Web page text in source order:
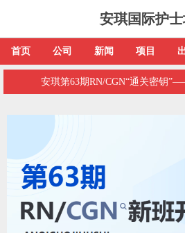
安琪国际护士
首页 公司 新闻 项目
安琪第63期RN/CGN“通关密钥